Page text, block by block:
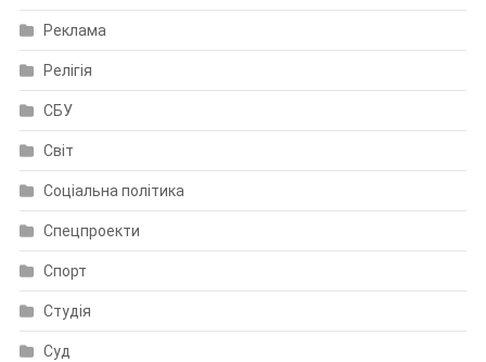
Реклама
Релігія
СБУ
Світ
Соціальна політика
Спецпроекти
Спорт
Студія
Суд